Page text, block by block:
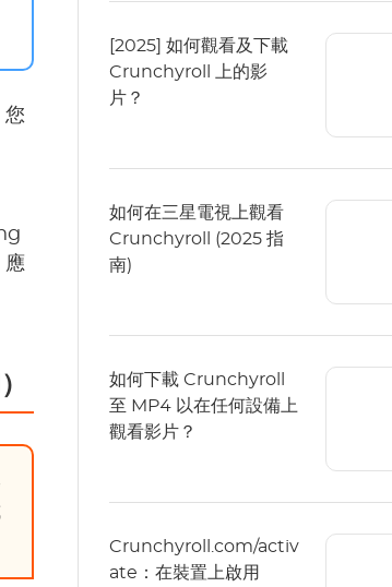
您
應
[2025] 如何觀看及下載
Crunchyroll 上的影
片？
如何在三星電視上觀看
Crunchyroll (2025 指
南)
如何下載 Crunchyroll
至 MP4 以在任何設備上
觀看影片？
Crunchyroll.com/activ
ate：在裝置上啟用